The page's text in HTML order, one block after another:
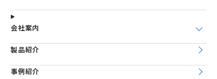
会社案内
製品紹介
事例紹介